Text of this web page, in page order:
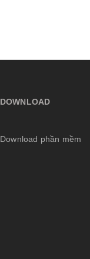
DOWNLOAD
Download phần mềm